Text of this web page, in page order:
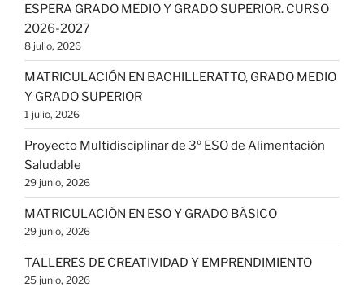
ESPERA GRADO MEDIO Y GRADO SUPERIOR. CURSO
2026-2027
8 julio, 2026
MATRICULACIÓN EN BACHILLERATTO, GRADO MEDIO
Y GRADO SUPERIOR
1 julio, 2026
Proyecto Multidisciplinar de 3º ESO de Alimentación
Saludable
29 junio, 2026
MATRICULACIÓN EN ESO Y GRADO BÁSICO
29 junio, 2026
TALLERES DE CREATIVIDAD Y EMPRENDIMIENTO
25 junio, 2026